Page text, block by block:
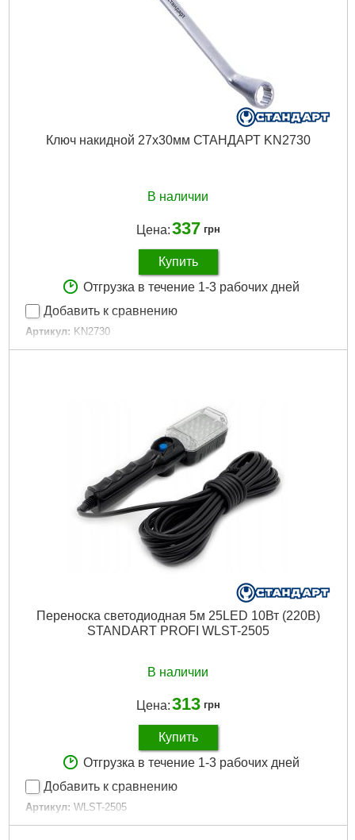
Ключ накидной 27х30мм СТАНДАРТ KN2730
В наличии
Цена:337 грн
Купить
Отгрузка в течение 1-3 рабочих дней
Добавить к сравнению
Артикул: KN2730
Код товара: 31.19.24
Подробнее...
Переноска светодиодная 5м 25LED 10Вт (220В)
STANDART PROFI WLST-2505
В наличии
Цена:313 грн
Купить
Отгрузка в течение 1-3 рабочих дней
Добавить к сравнению
Артикул: WLST-2505
Код товара: 30.81.29